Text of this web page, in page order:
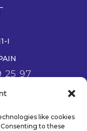
like cookies
to these
I
25 97